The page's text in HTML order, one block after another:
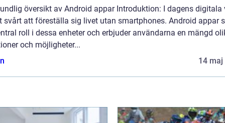
översikt av Android appar Introduktion: I dagens digitala
svårt att föreställa sig livet utan smartphones. Android appar
roll i dessa enheter och erbjuder användarna en mängd
och möjligheter...
14 maj